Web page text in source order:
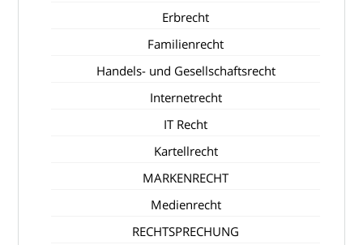
Erbrecht
Familienrecht
Handels- und Gesellschaftsrecht
Internetrecht
IT Recht
Kartellrecht
MARKENRECHT
Medienrecht
RECHTSPRECHUNG